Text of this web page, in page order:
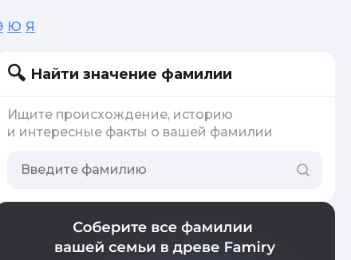
Ю Я
Найти значение фамилии
Ищите происхождение, историю
и интересные факты о вашей фамилии